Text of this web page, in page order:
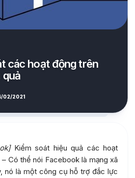
các hoạt động trên
quả
02/2021
Kiểm soát hiệu quả các hoạt
Có thể nói Facebook là mạng xã
nó là một công cụ hỗ trợ đắc lực